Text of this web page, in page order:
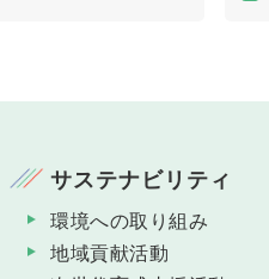
サステナビリティ
環境への取り組み
地域貢献活動